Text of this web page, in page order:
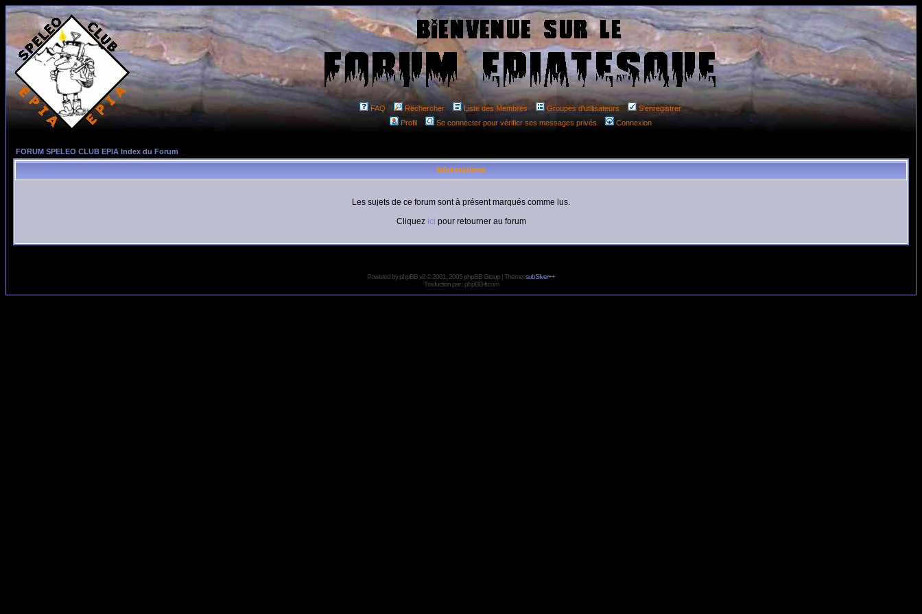
FAQ Rechercher Liste des Membres Groupes d'utilisateurs
S'enregistrer
Profil
Se connecter pour vérifier ses messages privés Connexion
FORUM SPELEO CLUB EPIA Index du Forum
Informations
Les sujets de ce forum sont à présent marqués comme lus.
Cliquez ici pour retourner au forum
Powered byphpBBv2 © 2001, 2005 phpBB Group ¦ Theme:subSilver++
Traduction par : phpBB-fr.com